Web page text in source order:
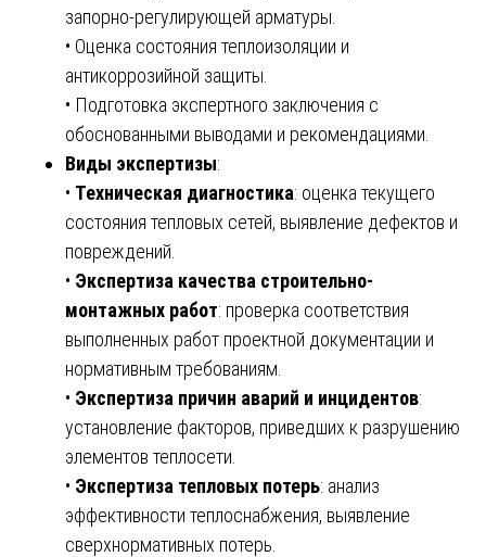
запорно-регулирующей арматуры.
• Оценка состояния теплоизоляции и
антикоррозийной защиты.
• Подготовка экспертного заключения с
обоснованными выводами и рекомендациями.
Виды экспертизы:
• Техническая диагностика: оценка текущего
состояния тепловых сетей, выявление дефектов и
повреждений.
• Экспертиза качества строительно-
монтажных работ: проверка соответствия
выполненных работ проектной документации и
нормативным требованиям.
• Экспертиза причин аварий и инцидентов:
установление факторов, приведших к разрушению
элементов теплосети.
• Экспертиза тепловых потерь: анализ
эффективности теплоснабжения, выявление
сверхнормативных потерь.